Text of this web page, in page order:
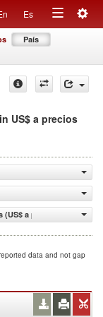
Es
Toggle
País
in US$ a precios
a precios actuales)
data and not gap